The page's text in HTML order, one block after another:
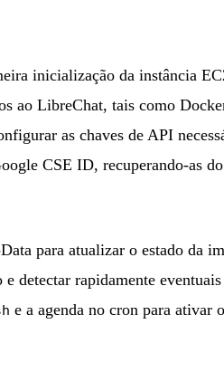
inicialização da instância
ao LibreChat, tais como
as chaves de API
CSE ID, recuperando-as
para atualizar o estado da
detectar rapidamente
e a agenda no cron para ativar